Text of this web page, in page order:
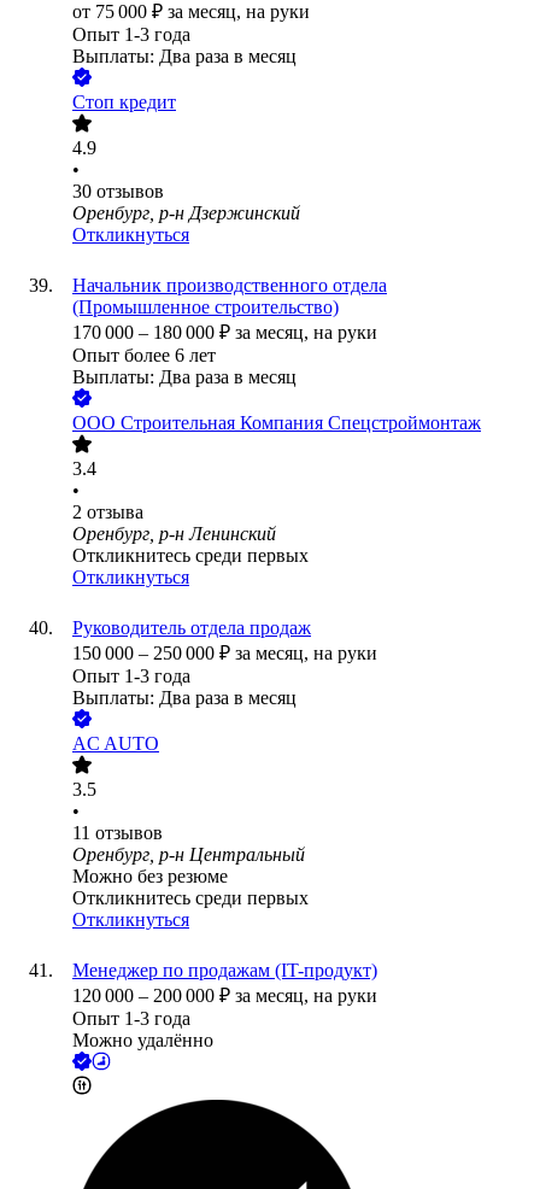
от 75 000 ₽ за месяц, на руки
Опыт 1-3 года
Выплаты: Два раза в месяц
Стоп кредит
4.9
•
30 отзывов
Оренбург, р-н Дзержинский
Откликнуться
Начальник производственного отдела
(Промышленное строительство)
170 000 – 180 000 ₽ за месяц, на руки
Опыт более 6 лет
Выплаты: Два раза в месяц
ООО Строительная Компания Спецстроймонтаж
3.4
•
2 отзыва
Оренбург, р-н Ленинский
Откликнитесь среди первых
Откликнуться
Руководитель отдела продаж
150 000 – 250 000 ₽ за месяц, на руки
Опыт 1-3 года
Выплаты: Два раза в месяц
AC AUTO
3.5
•
11 отзывов
Оренбург, р-н Центральный
Можно без резюме
Откликнитесь среди первых
Откликнуться
Менеджер по продажам (IT-продукт)
120 000 – 200 000 ₽ за месяц, на руки
Опыт 1-3 года
Можно удалённо